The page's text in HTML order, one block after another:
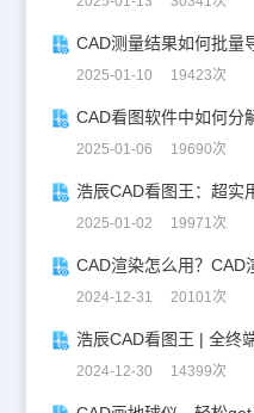
2025-01-10 19423次
2025-01-06 19690次
2025-01-02 19971次
CAD渲染怎么用？CAD
2024-12-31 20101次
浩辰CAD看图王 | 全终
2024-12-30 14399次